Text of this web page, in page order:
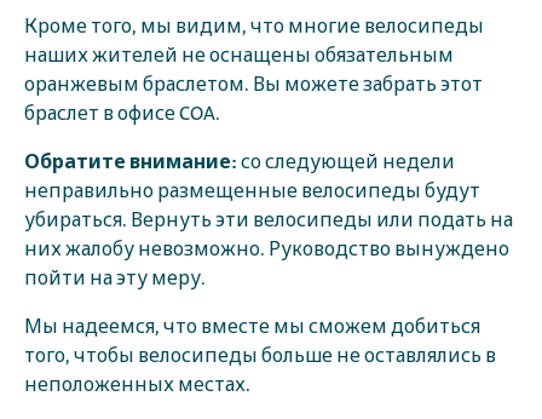
Кроме того, мы видим, что многие велосипеды
наших жителей не оснащены обязательным
оранжевым браслетом. Вы можете забрать этот
браслет в офисе COA.
Обратите внимание: со следующей недели
неправильно размещенные велосипеды будут
убираться. Вернуть эти велосипеды или подать на
них жалобу невозможно. Руководство вынуждено
пойти на эту меру.
Мы надеемся, что вместе мы сможем добиться
того, чтобы велосипеды больше не оставлялись в
неположенных местах.